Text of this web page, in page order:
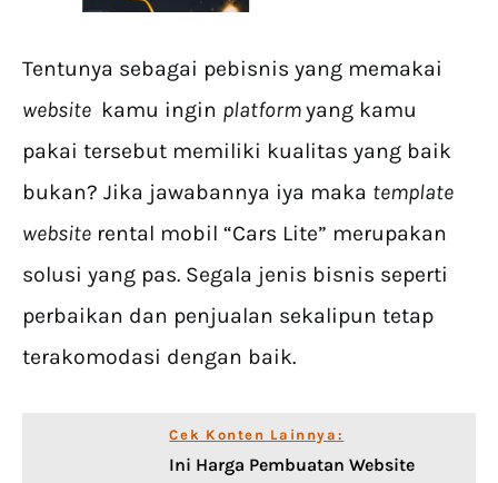
Tentunya sebagai pebisnis yang memakai
website kamu ingin platformyang kamu
pakai tersebut memiliki kualitas yang baik
bukan? Jika jawabannya iya maka template
website rental mobil “Cars Lite” merupakan
solusi yang pas. Segala jenis bisnis seperti
perbaikan dan penjualan sekalipun tetap
terakomodasi dengan baik.
Cek Konten Lainnya:
Ini Harga Pembuatan Website